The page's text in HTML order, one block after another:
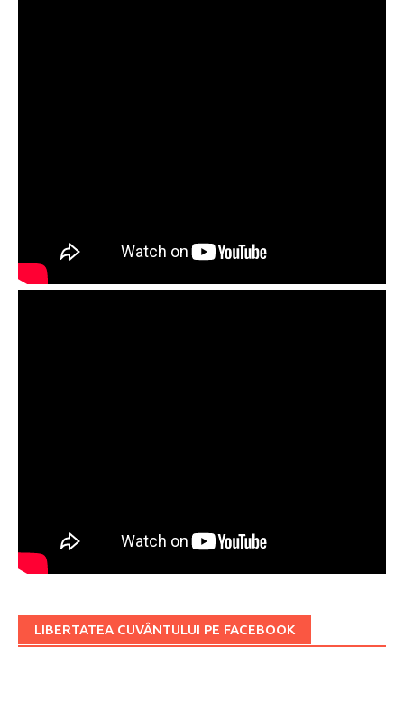
LIBERTATEA CUVÂNTULUI PE FACEBOOK